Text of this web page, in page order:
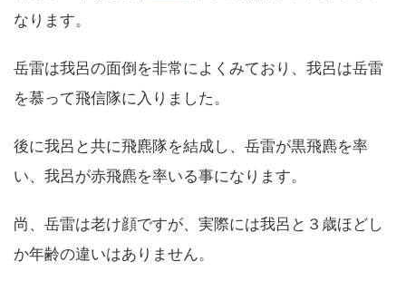
なります。
岳雷は我呂の面倒を非常によくみており、我呂は岳雷
を慕って飛信隊に入りました。
後に我呂と共に飛麃隊を結成し、岳雷が黒飛麃を率
い、我呂が赤飛麃を率いる事になります。
尚、岳雷は老け顔ですが、実際には我呂と３歳ほどし
か年齢の違いはありません。